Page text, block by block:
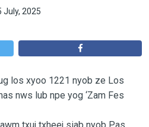
July, 2025
los xyoo 1221 nyob ze Los
nws lub npe yog ‘Zam Fes